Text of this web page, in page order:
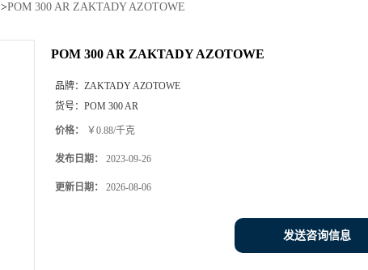
>POM 300 AR ZAKTADY AZOTOWE
POM 300 AR ZAKTADY AZOTOWE
品牌： ZAKTADY AZOTOWE
货号： POM 300 AR
价格： ￥0.88/千克
发布日期： 2023-09-26
更新日期： 2026-08-06
发送咨询信息